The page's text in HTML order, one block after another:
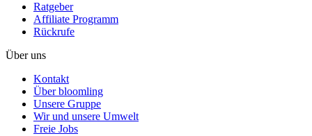
Ratgeber
Affiliate Programm
Rückrufe
Über uns
Kontakt
Über bloomling
Unsere Gruppe
Wir und unsere Umwelt
Freie Jobs